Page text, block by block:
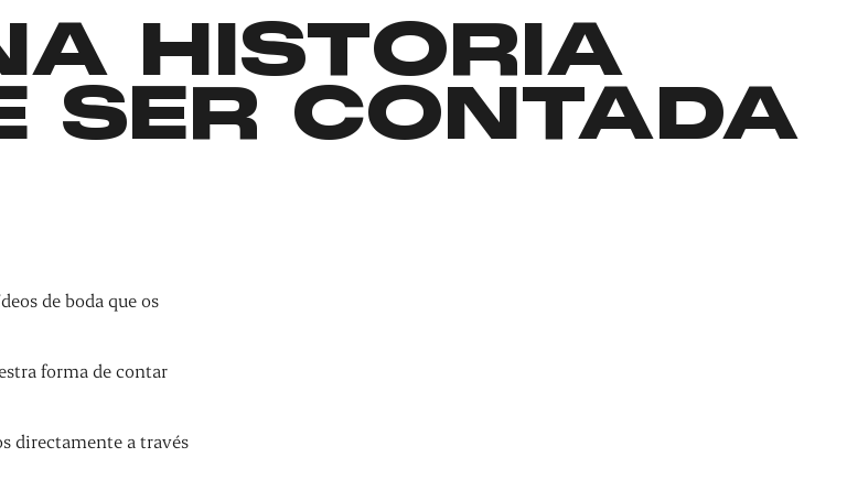
HISTORIA
SER CONTADA
de boda que os
forma de contar
directamente a través